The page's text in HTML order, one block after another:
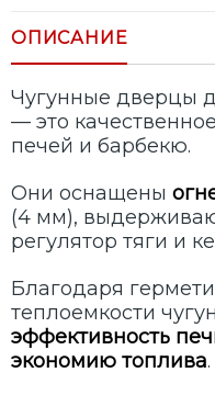
ОПИСАНИЕ
Чугунные дверцы
— это
печей и барбекю.
Они оснащены
(4 мм),
регулятор тяги и
Благодаря
теплоемкости
эффективность
экономию топлива.